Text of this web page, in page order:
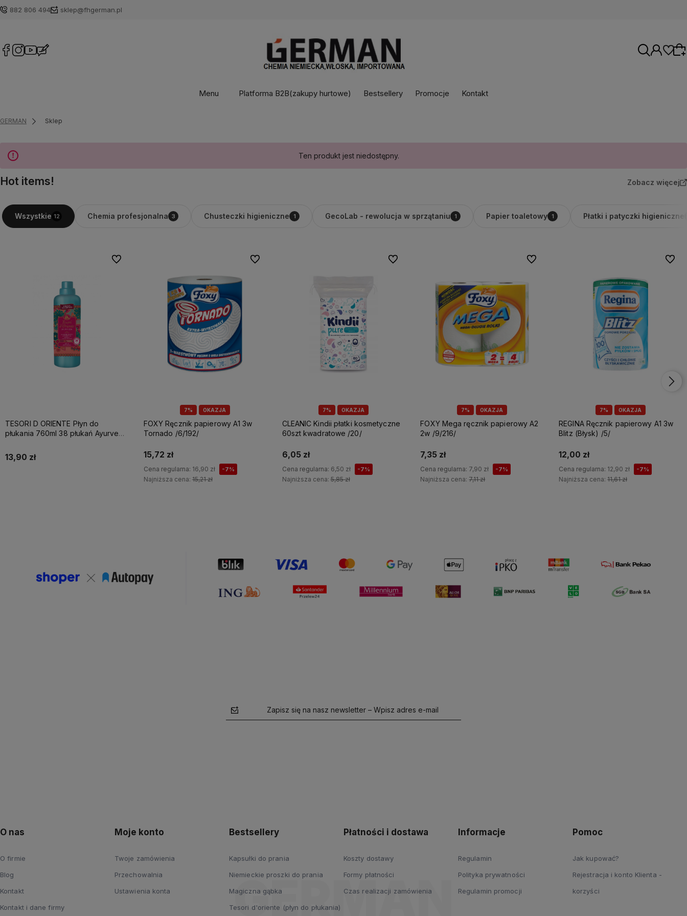
882 806 494 sklep@fhgerman.pl
Menu Platforma B2B(zakupy hurtowe) Bestsellery Promocje Kontakt
GERMAN Sklep
Ten produkt jest niedostępny.
Hot items! Zobacz więcej
Wszystkie 12 Chemia profesjonalna 3 Chusteczki higieniczne 1 GecoLab - rewolucja w sprzątaniu 1 Papier toaletowy 1 Płatki i patyczki higieniczne
TESORI D ORIENTE Płyn do
płukania 760ml 38 płukań Ayurveda
13,90 zł
Do ulubionych
7% OKAZJA
FOXY Ręcznik papierowy A1 3w
Tornado /6/192/
15,72 zł
Cena regularna: 16,90 zł -7%
Najniższa cena: 15,21 zł
Do ulubionych
7% OKAZJA
CLEANIC Kindii płatki kosmetyczne
60szt kwadratowe /20/
6,05 zł
Cena regularna: 6,50 zł -7%
Najniższa cena:5,85 zł
Do ulubionych
7% OKAZJA
FOXY Mega ręcznik papierowy A2
2w /9/216/
7,35 zł
Cena regularna: 7,90 zł -7%
Najniższa cena:7,11 zł
Do ulubionych
7% OKAZJA
REGINA Ręcznik papierowy A1 3w
Blitz (Błysk) /5/
12,00 zł
Cena regularna: 12,90 zł -7%
Najniższa cena:11,61 zł
Do
Zapisz się na nasz newsletter – Wpisz adres e-mail
O nas
O firmie
Blog
Kontakt
Kontakt i dane firmy
Moje konto
Twoje zamówienia
Przechowalnia
Ustawienia konta
Bestsellery
Kapsułki do prania
Niemieckie proszki do prania
Magiczna gąbka
Tesori d'oriente (płyn do płukania)
Płatności i dostawa
Koszty dostawy
Formy płatności
Czas realizacji zamówienia
Informacje
Regulamin
Polityka prywatności
Regulamin promocji
Pomoc
Jak kupować?
Rejestracja i konto Klienta -
korzyści